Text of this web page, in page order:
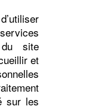
site
et
sur les